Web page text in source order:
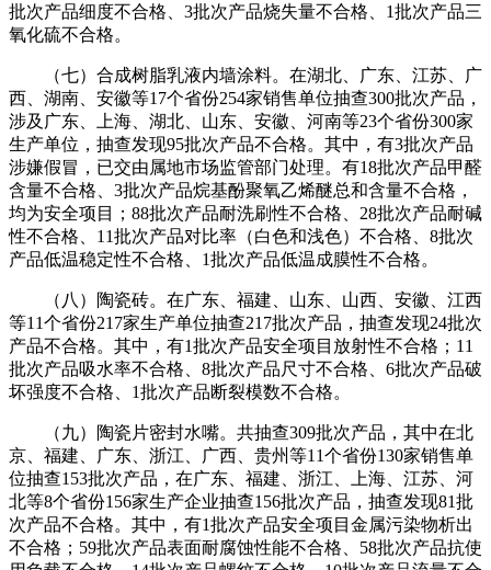
批次产品细度不合格、3批次产品烧失量不合格、1批次产品三
氧化硫不合格。
（七）合成树脂乳液内墙涂料。在湖北、广东、江苏、广
西、湖南、安徽等17个省份254家销售单位抽查300批次产品，
涉及广东、上海、湖北、山东、安徽、河南等23个省份300家
生产单位，抽查发现95批次产品不合格。其中，有3批次产品
涉嫌假冒，已交由属地市场监管部门处理。有18批次产品甲醛
含量不合格、3批次产品烷基酚聚氧乙烯醚总和含量不合格，
均为安全项目；88批次产品耐洗刷性不合格、28批次产品耐碱
性不合格、11批次产品对比率（白色和浅色）不合格、8批次
产品低温稳定性不合格、1批次产品低温成膜性不合格。
（八）陶瓷砖。在广东、福建、山东、山西、安徽、江西
等11个省份217家生产单位抽查217批次产品，抽查发现24批次
产品不合格。其中，有1批次产品安全项目放射性不合格；11
批次产品吸水率不合格、8批次产品尺寸不合格、6批次产品破
坏强度不合格、1批次产品断裂模数不合格。
（九）陶瓷片密封水嘴。共抽查309批次产品，其中在北
京、福建、广东、浙江、广西、贵州等11个省份130家销售单
位抽查153批次产品，在广东、福建、浙江、上海、江苏、河
北等8个省份156家生产企业抽查156批次产品，抽查发现81批
次产品不合格。其中，有1批次产品安全项目金属污染物析出
不合格；59批次产品表面耐腐蚀性能不合格、58批次产品抗使